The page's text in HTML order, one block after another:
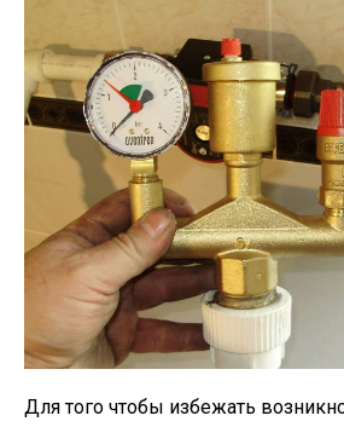
Для того чтобы избежать